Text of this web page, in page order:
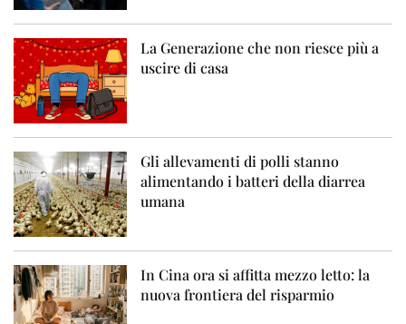
La Generazione che non riesce più a
uscire di casa
Gli allevamenti di polli stanno
alimentando i batteri della diarrea
umana
In Cina ora si affitta mezzo letto: la
nuova frontiera del risparmio